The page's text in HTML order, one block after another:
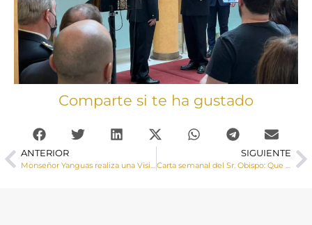
Comparte si te ha gustado
ANTERIOR
Monseñor Yanguas realiza una Visita Pastoral a la localidad de Cañaveras
SIGUIENTE
Carta semanal del Sr. Obispo: Que el Señor conceda a su Iglesia buenos Pastores, “pastores según su corazón”